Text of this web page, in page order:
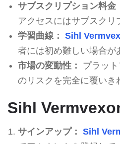
サブスクリプション料金
アクセスにはサブスクリ
学習曲線： Sihl
者には初め難しい場合が
市場の変動性：
プラッ
のリスクを完全に覆いき
Sihl
サインアップ： Sihl